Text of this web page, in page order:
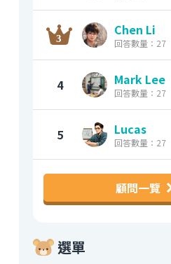
Chen Li
回答數量：27
4 Mark Lee
回答數量：27
5 Lucas
回答數量：27
顧問一覽
選單